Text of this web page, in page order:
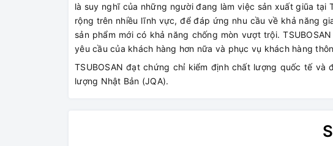
là suy nghĩ của những người đang làm việc sản xuất giũa tại
rộng trên nhiều lĩnh vực, để đáp ứng nhu cầu về khả năng
sản phẩm mới có khả năng chống mòn vượt trội.
yêu cầu của khách hàng hơn nữa và phục vụ khách hàng
TSUBOSAN đạt chứng chỉ kiểm định chất lượng quốc tế
lượng Nhật Bản (JQA).